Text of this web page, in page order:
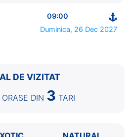
0:00 - 0:00
07:00 - 21:00
09:00
Duminica, 26 Dec 2027
DE VIZITAT
ORASE DIN 3 TARI